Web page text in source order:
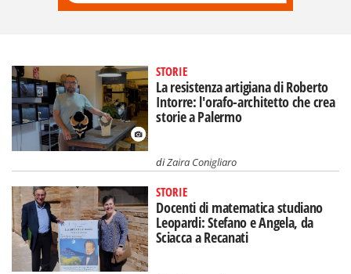
STORIE
La resistenza artigiana di Roberto
Intorre: l'orafo-architetto che crea
storie a Palermo
diZaira Conigliaro
STORIE
Docenti di matematica studiano
Leopardi: Stefano e Angela, da
Sciacca a Recanati